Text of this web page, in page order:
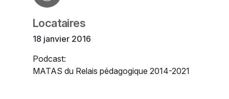
Locataires
18 janvier 2016
Podcast:
MATAS du Relais pédagogique 2014-2021